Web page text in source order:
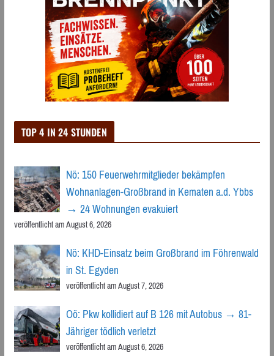
TOP 4 IN 24 STUNDEN
Nö: 150 Feuerwehrmitglieder bekämpfen
Wohnanlagen-Großbrand in Kematen a.d. Ybbs
→ 24 Wohnungen evakuiert
veröffentlicht am August 6, 2026
Nö: KHD-Einsatz beim Großbrand im Föhrenwald
in St. Egyden
veröffentlicht am August 7, 2026
Oö: Pkw kollidiert auf B 126 mit Autobus → 81-
Jähriger tödlich verletzt
veröffentlicht am August 6, 2026